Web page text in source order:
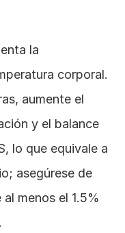
la
corporal.
aumente el
y el balance
lo que equivale a
asegúrese de
menos el 1.5%